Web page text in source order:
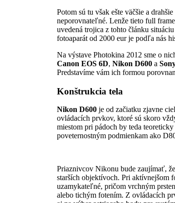
Potom sú tu však ešte väčšie a
neporovnateľné. Lenže tieto full
uvedená trojica z tohto článku
fotoaparát od 2000 eur je podľa nás
Na výstave Photokina 2012 sme o
Canon EOS 6D, Nikon D600 a
Predstavíme vám ich formou
Konštrukcia tela
Nikon D600 je od začiatku zjavne
ovládacích prvkov, ktoré sú skoro
miestom pri pádoch by teda
poveternostným podmienkam ako
Priaznivcov Nikonu bude zaujímať,
starších objektívoch. Pri aktívnejšom
uzamykateľné, pričom vrchným
alebo tichým fotením. Z ovládacích